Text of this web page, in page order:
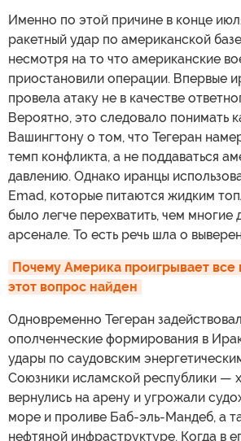
Именно по этой причине в конце
ракетный удар по американской
несмотря на то что американские
приостановили операции. Впервые
провела атаку не в качестве
Вероятно, это следовало понимать
Вашингтону о том, что Тегеран
темп конфликта, а не поддаваться
давлению. Однако иранцы
Emad, которые питаются жидким
было легче перехватить, чем многие
арсенале. То есть речь шла о
Почему Америка проигрывает все
этот вопрос найден
Одновременно Тегеран
ополченческие формирования в
удары по саудовским
Союзники исламской республики —
вернулись на арену и угрожали
море и проливе Баб-эль-Мандеб, а
нефтяной инфраструктуре. Когда в